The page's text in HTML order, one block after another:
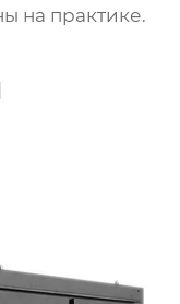
на практике.